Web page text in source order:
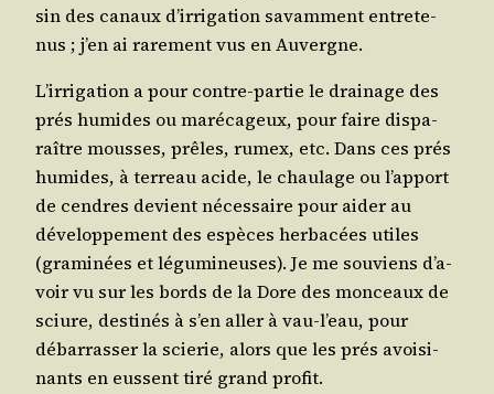
sin des canaux d’ir­ri­ga­tion savam­ment entre­te­
nus ; j’en ai rare­ment vus en Auvergne.
L’ir­ri­ga­tion a pour contre-par­tie le drai­nage des
prés humides ou maré­ca­geux, pour faire dis­pa­
raître mousses, prêles, rumex, etc. Dans ces prés
humides, à ter­reau acide, le chau­lage ou l’ap­port
de cendres devient néces­saire pour aider au
déve­lop­pe­ment des espèces her­ba­cées utiles
(gra­mi­nées et légu­mi­neuses). Je me sou­viens d’a­
voir vu sur les bords de la Dore des mon­ceaux de
sciure, des­ti­nés à s’en aller à vau-l’eau, pour
débar­ras­ser la scie­rie, alors que les prés avoi­si­
nants en eussent tiré grand profit.